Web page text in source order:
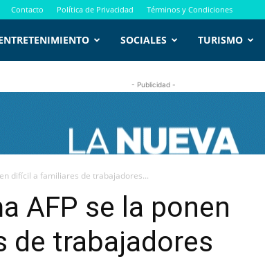
Contacto Política de Privacidad Términos y Condiciones
SOCIALES TURISMO
- Publicidad -
difícil a familiares de trabajadores...
AFP se la ponen
de trabajadores